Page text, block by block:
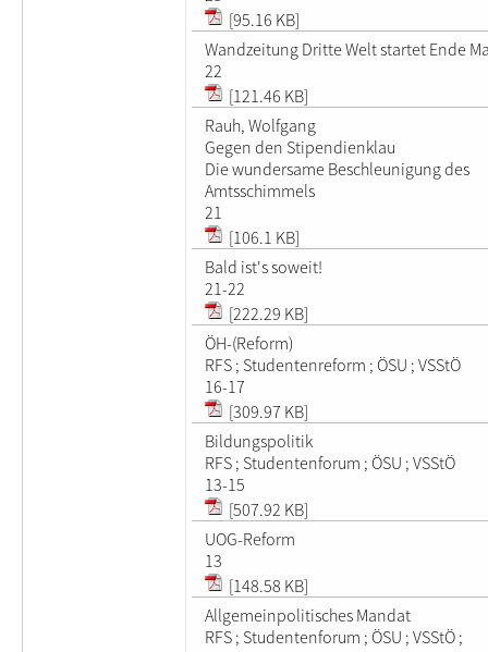
[95.16 KB]
Wandzeitung Dritte Welt startet Ende
22
[121.46 KB]
Rauh, Wolfgang
Gegen den Stipendienklau
Die wundersame Beschleunigung des
Amtsschimmels
21
[106.1 KB]
Bald ist's soweit!
21-22
[222.29 KB]
ÖH-(Reform)
RFS ; Studentenreform ; ÖSU ; VSStÖ
16-17
[309.97 KB]
Bildungspolitik
RFS ; Studentenforum ; ÖSU ; VSStÖ
13-15
[507.92 KB]
UOG-Reform
13
[148.58 KB]
Allgemeinpolitisches Mandat
RFS ; Studentenforum ; ÖSU ; VSStÖ ;